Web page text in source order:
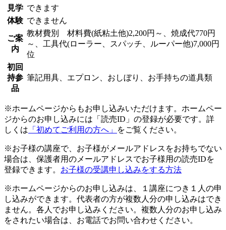
見学 できます
体験 できません
ご案
内
教材費別 材料費(紙粘土他)2,200円～、焼成代770円
～、工具代(ローラー、スパッチ、ルーパー他)7,000円
位
初回
持参
品
筆記用具、エプロン、おしぼり、お手持ちの道具類
※ホームページからもお申し込みいただけます。ホームペー
ジからのお申し込みには「読売ID」の登録が必要です。詳
しくは 「初めてご利用の方へ」 をご覧ください。
※お子様の講座で、お子様がメールアドレスをお持ちでない
場合は、保護者用のメールアドレスでお子様用の読売IDを
登録できます。 お子様の受講申し込みをする方法
※ホームページからのお申し込みは、１講座につき１人の申
し込みができます。代表者の方が複数人分の申し込みはでき
ません。各人でお申し込みください。複数人分のお申し込み
をされたい場合は、お電話でお問い合わせください。